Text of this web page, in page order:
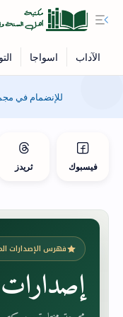
للإنضمام في
فيسبوك ثريدز
فهرس الإصدارات